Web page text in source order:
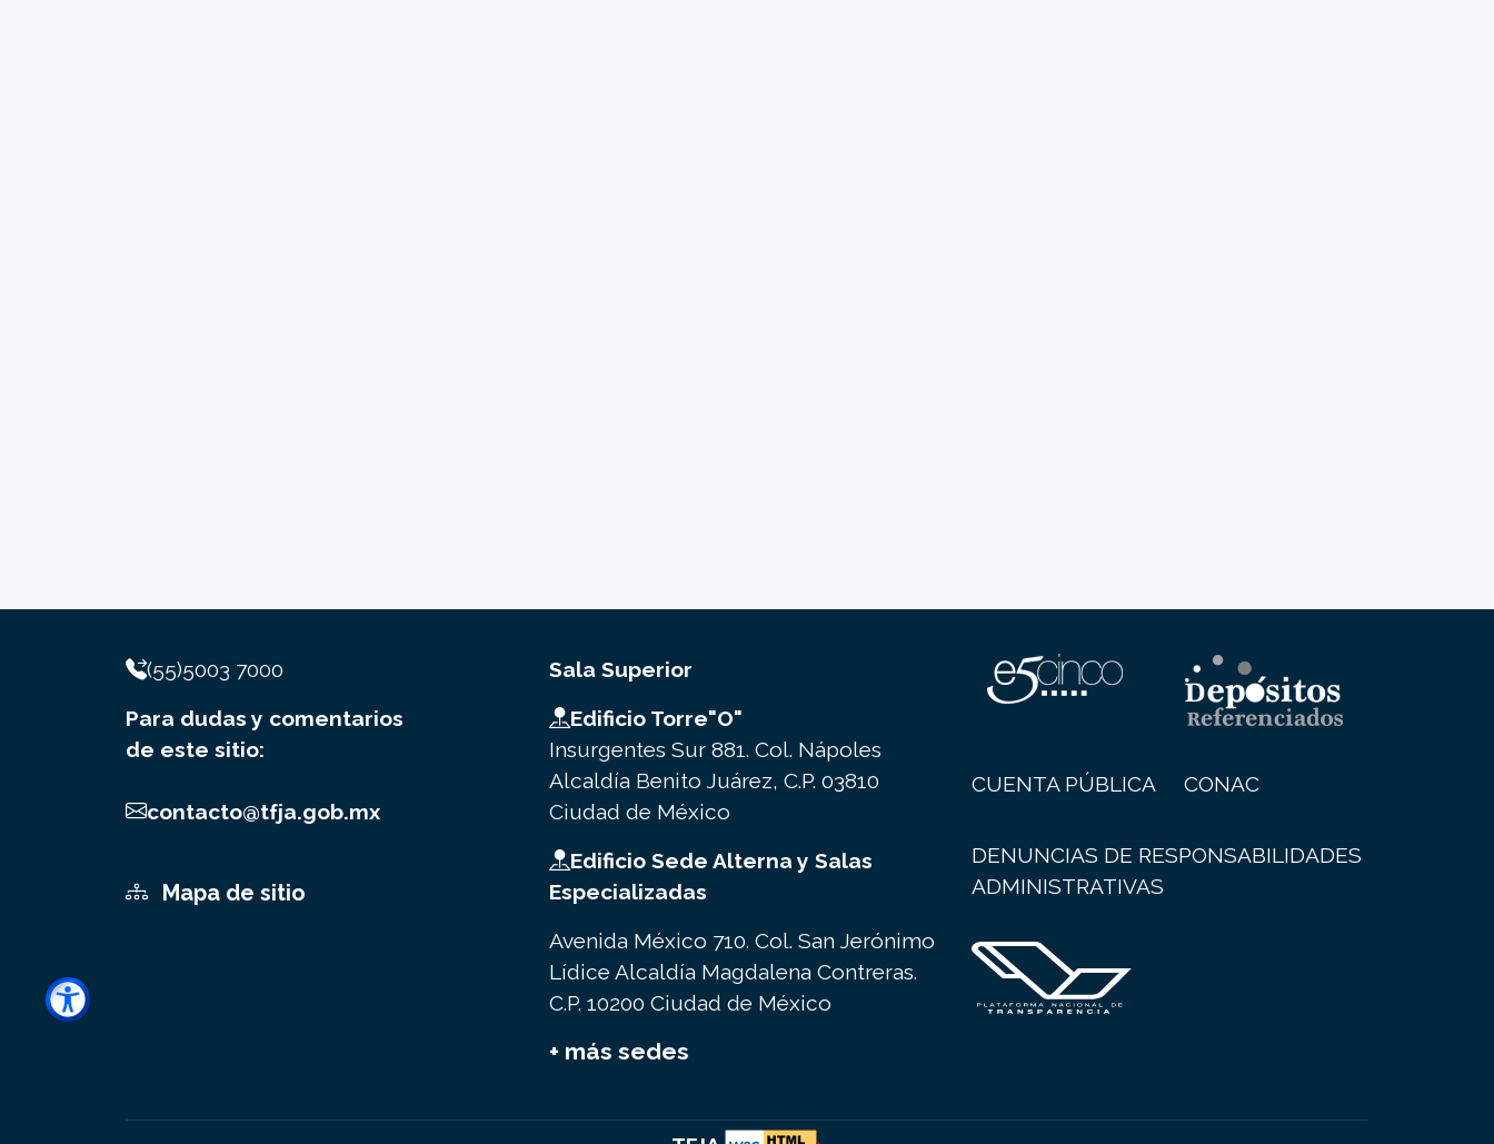
(55)5003 7000
Para dudas y comentarios
de este sitio:
contacto@tfja.gob.mx
Mapa de sitio
Sala Superior
Edificio Torre"O"
Insurgentes Sur 881. Col. Nápoles
Alcaldía Benito Juárez, C.P. 03810
Ciudad de México
Edificio Sede Alterna y Salas
Especializadas
Avenida México 710. Col. San Jerónimo
Lídice Alcaldía Magdalena Contreras.
C.P. 10200 Ciudad de México
+ más sedes
CUENTA PÚBLICA CONAC
DENUNCIAS DE RESPONSABILIDADES
ADMINISTRATIVAS